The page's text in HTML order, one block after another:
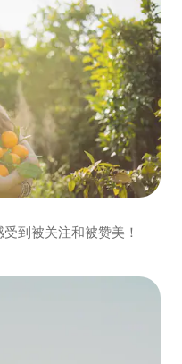
到被关注和被赞美！